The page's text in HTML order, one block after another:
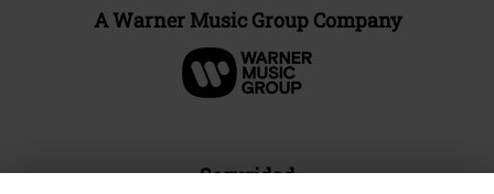
A Warner Music Group Company
Seguridad